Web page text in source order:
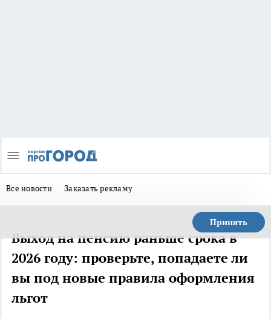
Все новости Заказать рекламу
Принять
Выход на пенсию раньше срока в
2026 году: проверьте, попадаете ли
вы под новые правила оформления
льгот